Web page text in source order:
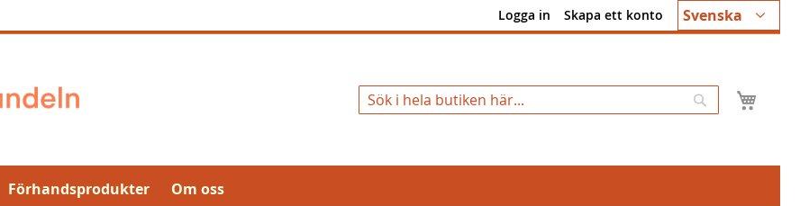
Språk
Svenska
Logga in Skapa ett konto
Sök
Förhandsprodukter Om oss